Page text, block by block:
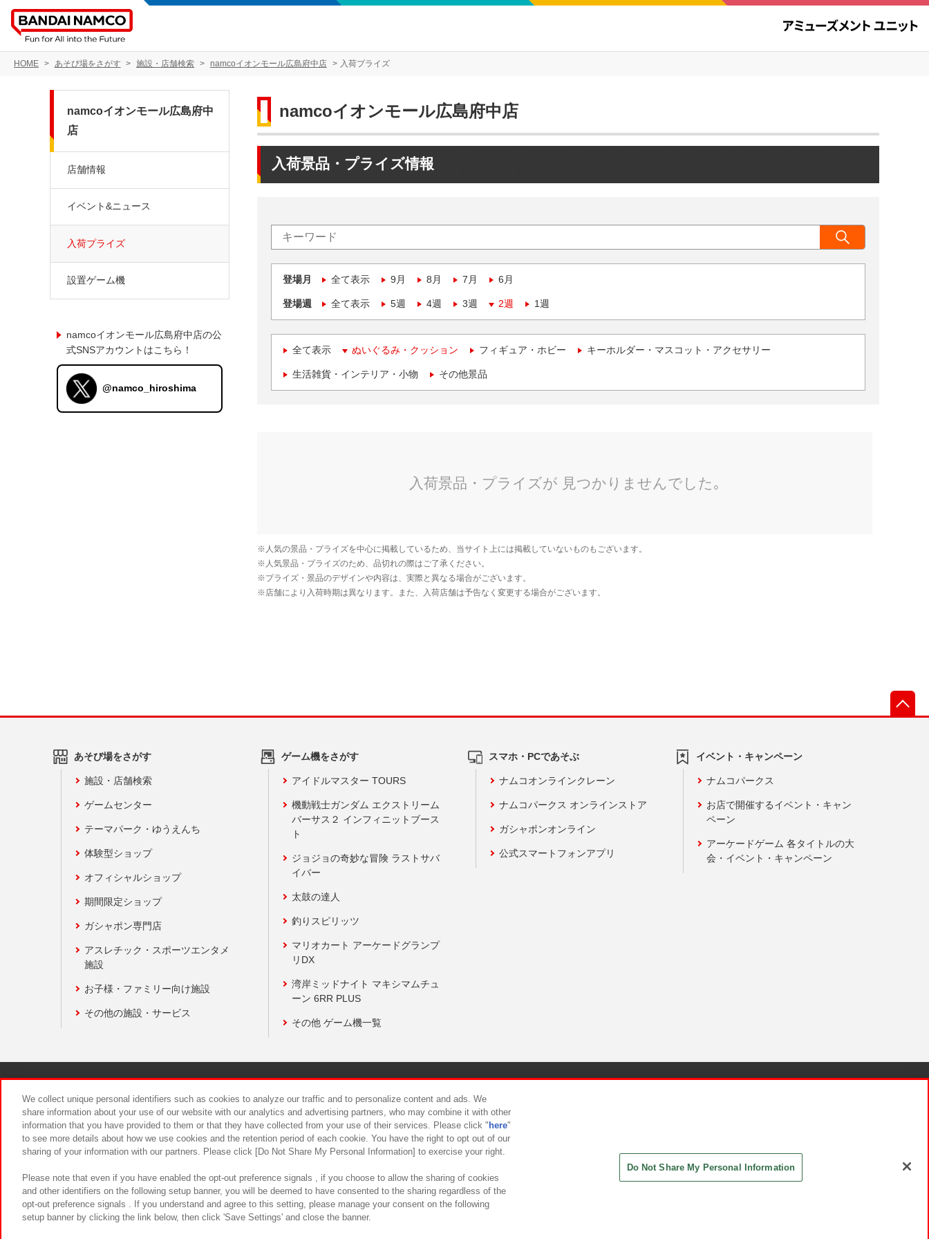
HOME あそび場をさがす 施設・店舗検索 namcoイオンモール広島府中店 入荷プライズ
namcoイオンモール広島府中店
入荷景品・プライズ情報
登場月 全て表示 9月 8月 7月 6月
登場週 全て表示 5週 4週 3週 2週 1週
全て表示 ぬいぐるみ・クッション フィギュア・ホビー キーホルダー・マスコット・アクセサリー
生活雑貨・インテリア・小物 その他景品
namcoイオンモール広島府中
店
店舗情報
イベント&ニュース
入荷プライズ
設置ゲーム機
namcoイオンモール広島府中店の公
式SNSアカウントはこちら！
@namco_hiroshima
あそび場をさがす
施設・店舗検索
ゲームセンター
テーマパーク・ゆうえんち
体験型ショップ
オフィシャルショップ
期間限定ショップ
ガシャポン専門店
アスレチック・スポーツエンタメ
施設
お子様・ファミリー向け施設
その他の施設・サービス
ゲーム機をさがす
アイドルマスター TOURS
機動戦士ガンダム エクストリーム
バーサス２ インフィニットブース
ト
ジョジョの奇妙な冒険 ラストサバ
イバー
太鼓の達人
釣りスピリッツ
マリオカート アーケードグランプ
リDX
湾岸ミッドナイト マキシマムチュ
ーン 6RR PLUS
その他 ゲーム機一覧
スマホ・PCであそぶ
ナムコオンラインクレーン
ナムコパークス オンラインストア
ガシャポンオンライン
公式スマートフォンアプリ
イベント・キャンペーン
ナムコパークス
お店で開催するイベント・キャン
ペーン
アーケードゲーム 各タイトルの大
会・イベント・キャンペーン
食品のご提供について カスタマーハラスメント対応方針
We collect unique personal identifiers such as cookies to analyze our traffic and to personalize content and ads. We
share information about your use of our website with our analytics and advertising partners, who may combine it with other
information that you have provided to them or that they have collected from your use of their services. Please click " here"
to see more details about how we use cookies and the retention period of each cookie. You have the right to opt out of our
sharing of your information with our partners. Please click [Do Not Share My Personal Information] to exercise your right.
Please note that even if you have enabled the opt-out preference signals , if you choose to allow the sharing of cookies
and other identifiers on the following setup banner, you will be deemed to have consented to the sharing regardless of the
opt-out preference signals . If you understand and agree to this setting, please manage your consent on the following
setup banner by clicking the link below, then click 'Save Settings' and close the banner.
Do Not Share My Personal Information